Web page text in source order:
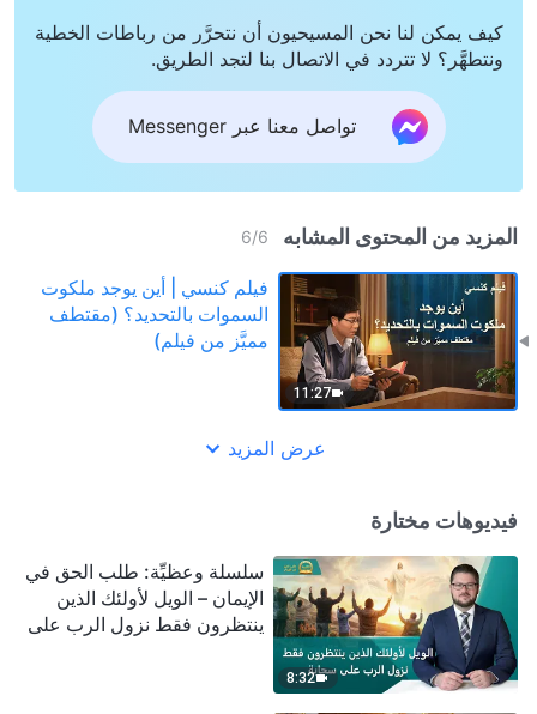
كيف يمكن لنا نحن المسيحيون أن نتحرَّر من رباطات الخطية
ونتطهَّر؟ لا تتردد في الاتصال بنا لتجد الطريق.
تواصل معنا عبر Messenger
المزيد من المحتوى المشابه 6/6
11:27
فيلم كنسي | أين يوجد ملكوت
السموات بالتحديد؟ (مقتطف
مميَّز من فيلم)
عرض المزيد
فيديوهات مختارة
8:32
سلسلة وعظيِّة: طلب الحق في
الإيمان – الويل لأولئك الذين
ينتظرون فقط نزول الرب على